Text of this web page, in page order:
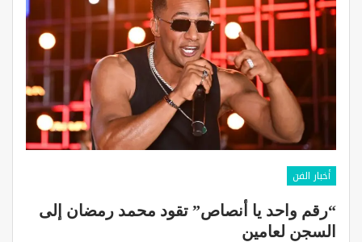
أخبار الفن
“رقم واحد يا أنصاص” تقود محمد رمضان إلى
السجن لعامين